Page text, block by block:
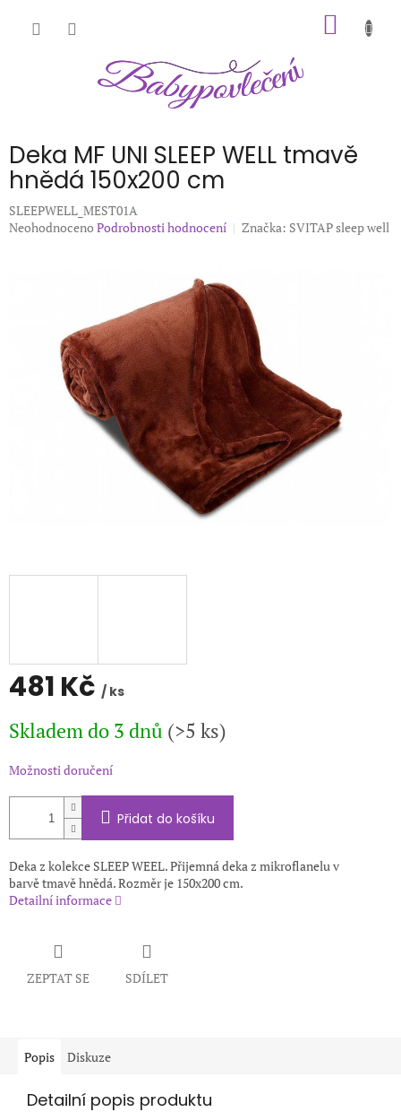
Deka MF UNI SLEEP WELL tmavě
hnědá 150x200 cm
SLEEPWELL_MEST01A
Průměrné
hvězdiček.
Neohodnoceno Podrobnosti hodnocení Značka: SVITAP sleep well
481 Kč / ks
cena:
Skladem do 3 dnů (>5 ks)
Možnosti doručení
Přidat do košíku
Deka z kolekce SLEEP WEEL. Přijemná deka z mikroflanelu v
barvě tmavě hnědá. Rozměr je 150x200 cm.
Detailní informace
ZEPTAT SE SDÍLET
Popis Diskuze
Detailní popis produktu